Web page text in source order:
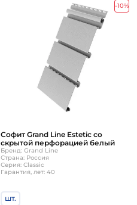
-10%
Софит Grand Line Estetic со
скрытой перфорацией белый
Бренд: Grand Line
Страна: Россия
Серия: Classic
Гарантия, лет: 40
шт.